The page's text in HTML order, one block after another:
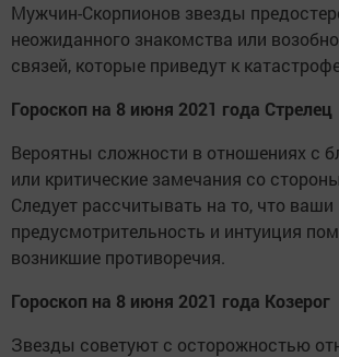
Мужчин-Скорпионов звезды
неожиданного знакомства или
связей, которые приведут к
Гороскоп на 8 июня 2021 года Стрелец
Вероятны сложности в отношениях с
или критические замечания со
Следует рассчитывать на то, что ваши
предусмотрительность и интуиция
возникшие противоречия.
Гороскоп на 8 июня 2021 года Козерог
Звезды советуют с осторожностью